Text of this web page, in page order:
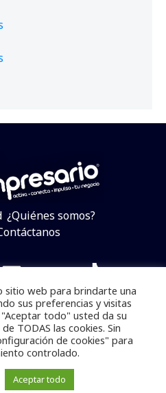
¿Quiénes somos?
Telegram
YouTube
TikTok
los derechos reservados.
total o parcial sin
a la fuente.
poryalla ya!
sitio web para brindarte una
sus preferencias y visitas
todo" usted da su
TODAS las cookies. Sin
de cookies" para
controlado.
Aceptar todo